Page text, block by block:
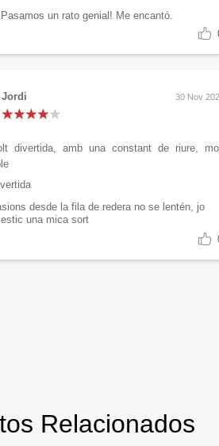
Pasamos un rato genial! Me encantó.
Jordi 30 Nov
divertida, amb una constant de riure,
desde la fila de redera no se lentén, jo
una mica sort
Relacionados